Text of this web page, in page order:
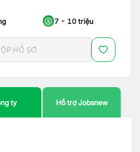
7 - 10 triệu
HỒ SƠ
ty Hỗ trợ Jobsnew